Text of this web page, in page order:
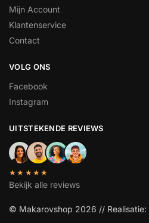
Mijn Account
Klantenservice
Contact
VOLG ONS
Facebook
Instagram
UITSTEKENDE REVIEWS
★★★★★
Bekijk alle reviews
© Makarovshop 2026 // Realisatie: